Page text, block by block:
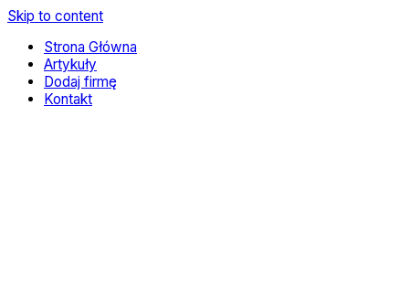
Skip to content
Strona Główna
Artykuły
Dodaj firmę
Kontakt